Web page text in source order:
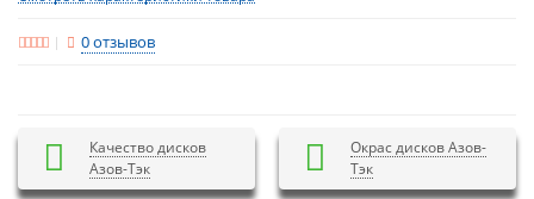
0 отзывов
Качество дисков
Азов-Тэк
Окрас дисков Азов-
Тэк